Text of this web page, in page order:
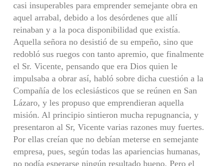
casi insuperables para emprender semejante obra en
aquel arrabal, debido a los desórdenes que allí
reinaban y a la poca disponibilidad que existía.
Aquella señora no desistió de su empeño, sino que
redobló sus ruegos con tanto apremio, que finalmente
el Sr. Vicente, pensando que era Dios quien le
impulsaba a obrar así, habló sobre dicha cuestión a la
Compañía de los eclesiásticos que se reúnen en San
Lázaro, y les propuso que emprendieran aquella
misión. Al principio sintieron mucha repugnancia, y
presentaron al Sr, Vicente varias razones muy fuertes.
Por ellas creían que no debían meterse en semejante
empresa, pues, según todas las apariencias humanas,
no podía esperarse ningún resultado bueno. Pero el